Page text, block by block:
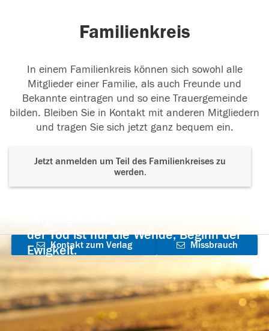
Familienkreis
In einem Familienkreis können sich sowohl alle
Mitglieder einer Familie, als auch Freunde und
Bekannte eintragen und so eine Trauergemeinde
bilden. Bleiben Sie in Kontakt mit anderen Mitgliedern
und tragen Sie sich jetzt ganz bequem ein.
Jetzt anmelden um Teil des Familienkreises zu
werden.
der Tod ist nur die Wende, Beginn der
Ewigkeit.
Kontakt zum Verlag
aufnehmen
Missbrauch